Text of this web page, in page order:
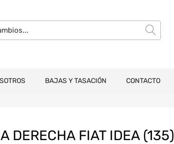
BAJAS Y TASACIÓN CONTACTO
DERECHA FIAT IDEA (135)